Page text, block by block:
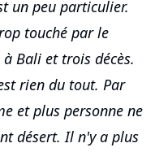
un peu particulier.
touché par le
Bali et trois décès.
rien du tout. Par
et plus personne ne
désert. Il n'y a plus